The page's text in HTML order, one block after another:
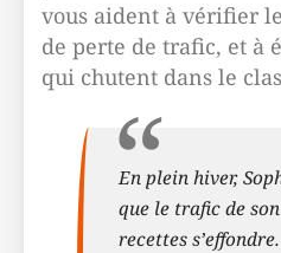
vous aident à vérifier
de perte de trafic, et à
qui chutent dans le
En plein hiver,
que le trafic de
recettes